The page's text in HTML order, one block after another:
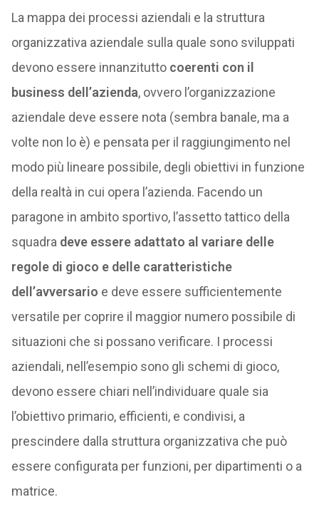
La mappa dei processi aziendali e la struttura
organizzativa aziendale sulla quale sono sviluppati
devono essere innanzitutto coerenti con il
business dell’azienda, ovvero l’organizzazione
aziendale deve essere nota (sembra banale, ma a
volte non lo è) e pensata per il raggiungimento nel
modo più lineare possibile, degli obiettivi in funzione
della realtà in cui opera l’azienda. Facendo un
paragone in ambito sportivo, l’assetto tattico della
squadra deve essere adattato al variare delle
regole di gioco e delle caratteristiche
dell’avversario e deve essere sufficientemente
versatile per coprire il maggior numero possibile di
situazioni che si possano verificare. I processi
aziendali, nell’esempio sono gli schemi di gioco,
devono essere chiari nell’individuare quale sia
l’obiettivo primario, efficienti, e condivisi, a
prescindere dalla struttura organizzativa che può
essere configurata per funzioni, per dipartimenti o a
matrice.